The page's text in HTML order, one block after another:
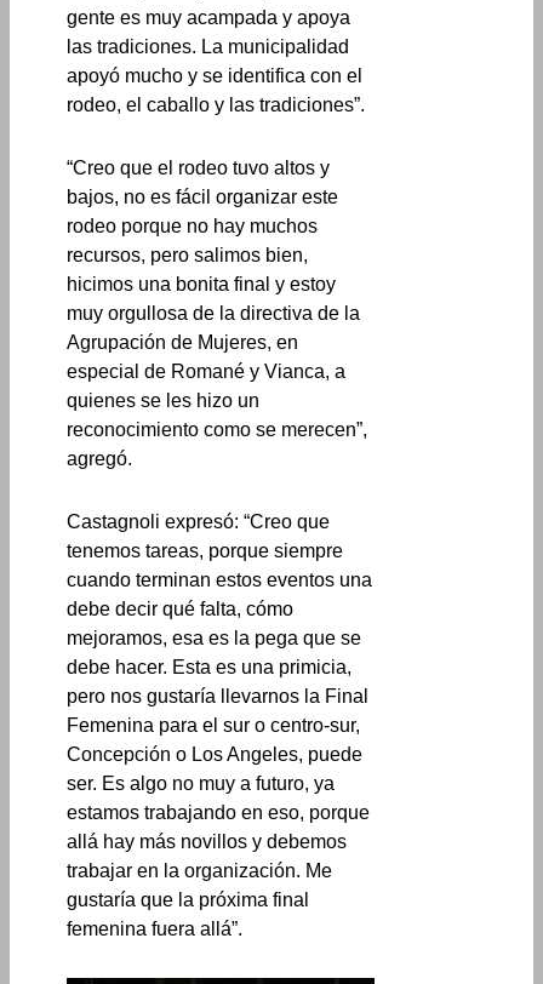
gente es muy acampada y apoya
las tradiciones. La municipalidad
apoyó mucho y se identifica con el
rodeo, el caballo y las tradiciones”.
“Creo que el rodeo tuvo altos y
bajos, no es fácil organizar este
rodeo porque no hay muchos
recursos, pero salimos bien,
hicimos una bonita final y estoy
muy orgullosa de la directiva de la
Agrupación de Mujeres, en
especial de Romané y Vianca, a
quienes se les hizo un
reconocimiento como se merecen”,
agregó.
Castagnoli expresó: “Creo que
tenemos tareas, porque siempre
cuando terminan estos eventos una
debe decir qué falta, cómo
mejoramos, esa es la pega que se
debe hacer. Esta es una primicia,
pero nos gustaría llevarnos la Final
Femenina para el sur o centro-sur,
Concepción o Los Angeles, puede
ser. Es algo no muy a futuro, ya
estamos trabajando en eso, porque
allá hay más novillos y debemos
trabajar en la organización. Me
gustaría que la próxima final
femenina fuera allá”.